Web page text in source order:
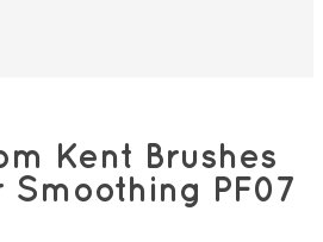
Kent Brushes
Smoothing PF07